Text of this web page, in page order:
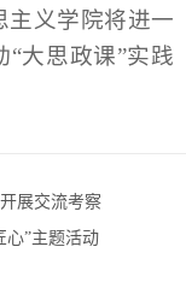
主义学院将进一
大思政课”实践
展交流考察
心”主题活动